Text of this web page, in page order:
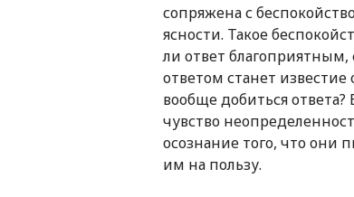
сопряжена с
ясности. Такое
ли ответ
ответом станет
вообще добиться
чувство
осознание того, что они
им на пользу.